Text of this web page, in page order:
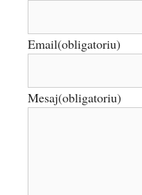
Email(obligatoriu)
Mesaj(obligatoriu)